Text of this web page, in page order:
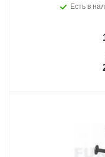
Есть в